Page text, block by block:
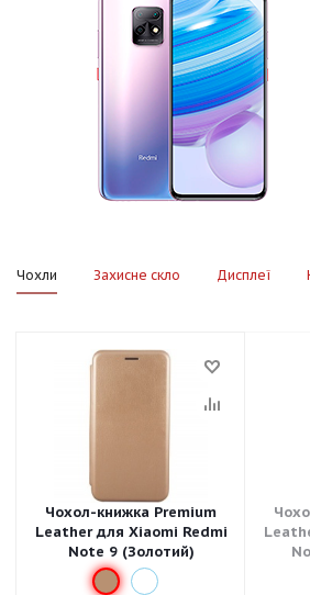
Чохли Захисне скло Дисплеї
Чохол-книжка Premium
Leather для Xiaomi Redmi
Note 9 (Золотий)